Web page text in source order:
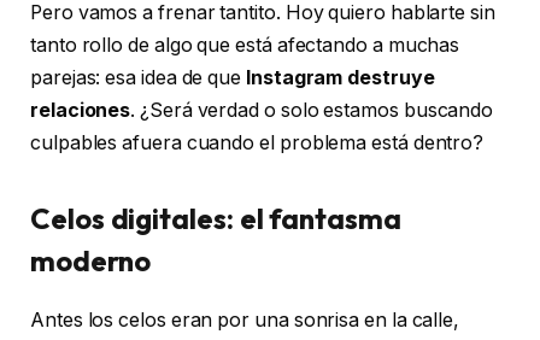
Pero vamos a frenar tantito. Hoy quiero hablarte sin
tanto rollo de algo que está afectando a muchas
parejas: esa idea de que Instagram destruye
relaciones. ¿Será verdad o solo estamos buscando
culpables afuera cuando el problema está dentro?
Celos digitales: el fantasma
moderno
Antes los celos eran por una sonrisa en la calle,